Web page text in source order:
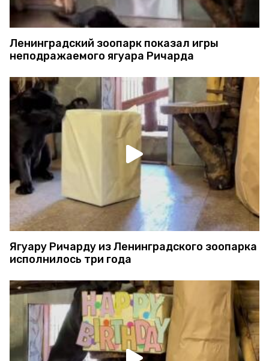
Ленинградский зоопарк показал игры
неподражаемого ягуара Ричарда
Ягуару Ричарду из Ленинградского зоопарка
исполнилось три года